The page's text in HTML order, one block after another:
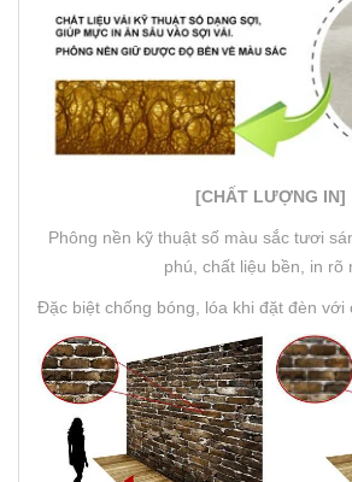
[CHẤT LƯỢNG IN]
Phông nền kỹ thuật số màu sắc tươi
phú, chất liệu bền, in rõ
Đặc biệt chống bóng, lóa khi đặt đèn với